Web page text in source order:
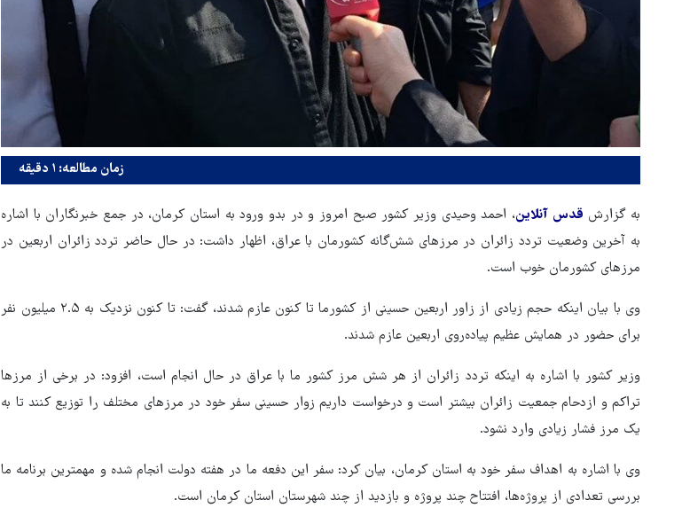
زمان مطالعه: ۱ دقیقه
به گزارش قدس آنلاین، احمد وحیدی وزیر کشور صبح امروز و در بدو ورود به استان کرمان، در جمع خبرنگاران با اشاره
به آخرین وضعیت تردد زائران در مرزهای شش‌گانه کشورمان با عراق، اظهار داشت: در حال حاضر تردد زائران اربعین در
مرزهای کشورمان خوب است.
وی با بیان اینکه حجم زیادی از زاور اربعین حسینی از کشورما تا کنون عازم شدند، گفت: تا کنون نزدیک به ۲.۵ میلیون نفر
برای حضور در همایش عظیم پیاده‌روی اربعین عازم شدند.
وزیر کشور با اشاره به اینکه تردد زائران از هر شش مرز کشور ما با عراق در حال انجام است، افزود: در برخی از مرزها
تراکم و ازدحام جمعیت زائران بیشتر است و درخواست داریم زوار حسینی سفر خود در مرزهای مختلف را توزیع کنند تا به
یک مرز فشار زیادی وارد نشود.
وی با اشاره به اهداف سفر خود به استان کرمان، بیان کرد: سفر این دفعه ما در هفته دولت انجام شده و مهمترین برنامه ما
بررسی تعدادی از پروژه‌ها، افتتاح چند پروژه و بازدید از چند شهرستان استان کرمان است.
صهیونیستی از جهش آمارهای فرار
مردم از اسرائیل!
هماهنگی محور مقاومت، آمریکا را
در منطقه درمانده کرد